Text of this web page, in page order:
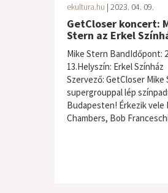
ekultura.hu | 2023. 04. 09.
GetCloser koncert:
Stern az Erkel
Mike Stern BandIdőpont:
13.Helyszín: Erkel Színház
Szervező: GetCloser Mike
supergrouppal lép
Budapesten! Érkezik vele
Chambers, Bob